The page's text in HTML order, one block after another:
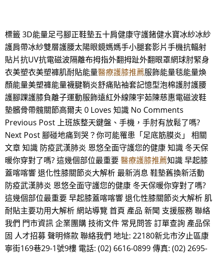
標籤 3D能量足弓腳正鞋墊五十肩健康守護鍺健水寶冰紗冰紗
護肩帶冰紗雙層護腰太陽眼鏡媽媽手小腿套影片手機抗輻射
貼片抗UV抗電磁波隔離布拇指外翻拇趾外翻眼罩網球肘緊身
衣美塑衣美塑褲肌耐貼能量醫療護膝推薦服飾能量毯能量煥
顏能量美塑褲能量襪腱鞘炎舒痛貼袖套記憶型泡棉護肘護腰
護腳踝護膝負離子運動服飾遠紅外線陳宇茹陳慈惠電磁波鞋
墊髕骨帶髖關節高爾夫 0 Loves 知識 No Comments
Previous Post 上班族整天鍵盤、手機，手肘有放鬆了嗎?
Next Post 腳碰地痛到哭？你可能罹患「足底筋膜炎」 相關
文章 知識 防疫武漢肺炎 恩悠全面守護您的健康 知識 冬天保
暖你穿對了嗎? 這幾個部位最重要醫療護膝推薦知識 早起膝
蓋喀喀響 退化性膝關節炎大解析 最新消息 鞋墊舊換新活動
防疫武漢肺炎 恩悠全面守護您的健康 冬天保暖你穿對了嗎?
這幾個部位最重要 早起膝蓋喀喀響 退化性膝關節炎大解析 肌
耐貼主要功用大解析 網站導覽 首頁 產品 新聞 支援服務 聯絡
我們 門市資訊 企業團購 技術文件 常見問答 訂單查詢 產品保
固 人才招募 聲明條款 聯絡我們 地址: 22180新北市汐止區康
寧街169巷29-1號9樓 電話: (02) 6616-0899 傳真: (02) 2695-